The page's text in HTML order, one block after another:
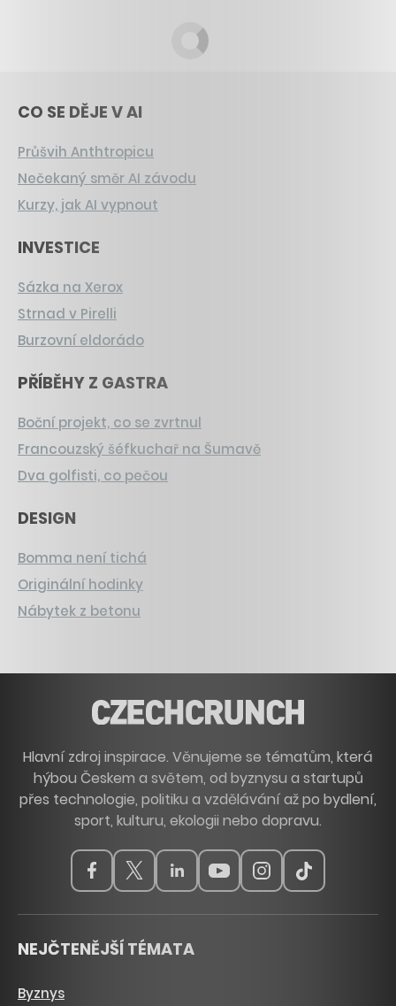
CO SE DĚJE V AI
Průšvih Anthtropicu
Nečekaný směr AI závodu
Kurzy, jak AI vypnout
INVESTICE
Sázka na Xerox
Strnad v Pirelli
Burzovní eldorádo
PŘÍBĚHY Z GASTRA
Boční projekt, co se zvrtnul
Francouzský šéfkuchař na Šumavě
Dva golfisti, co pečou
DESIGN
Bomma není tichá
Originální hodinky
Nábytek z betonu
Hlavní zdroj inspirace. Věnujeme se tématům, která
hýbou Českem a světem, od byznysu a startupů
přes technologie, politiku a vzdělávání až po bydlení,
sport, kulturu, ekologii nebo dopravu.
NEJČTENĚJŠÍ TÉMATA
Byznys